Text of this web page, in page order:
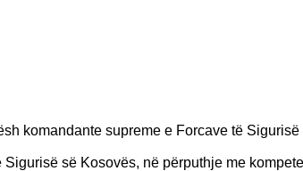
komandante supreme e Forcave të
së Kosovës, në përputhje me